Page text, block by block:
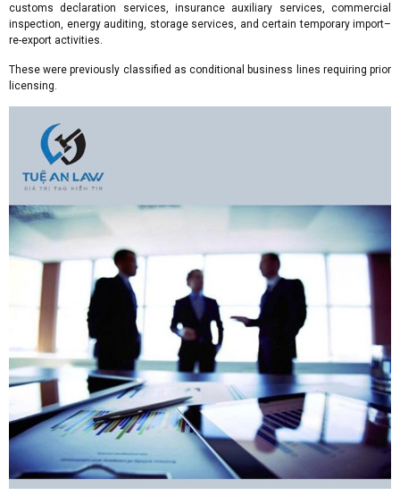
customs declaration services, insurance auxiliary services, commercial
inspection, energy auditing, storage services, and certain temporary import–
re-export activities.
These were previously classified as conditional business lines requiring prior
licensing.